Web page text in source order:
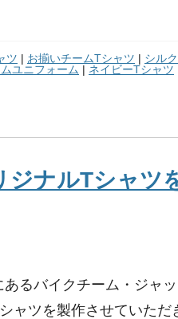
ツ | お揃いチームTシャツ | シル
ユニフォーム | ネイビーTシャツ
ジナルTシャツ
るバイクチーム・ジャ
ャツを製作させていただ